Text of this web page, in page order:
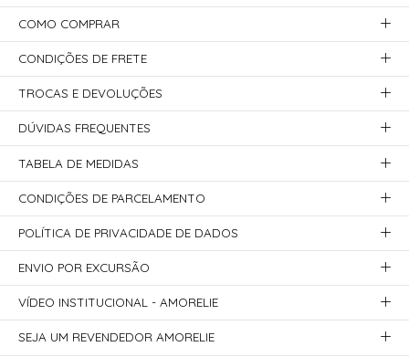
COMO COMPRAR
CONDIÇÕES DE FRETE
TROCAS E DEVOLUÇÕES
DÚVIDAS FREQUENTES
TABELA DE MEDIDAS
CONDIÇÕES DE PARCELAMENTO
POLÍTICA DE PRIVACIDADE DE DADOS
ENVIO POR EXCURSÃO
VÍDEO INSTITUCIONAL - AMORELIE
SEJA UM REVENDEDOR AMORELIE